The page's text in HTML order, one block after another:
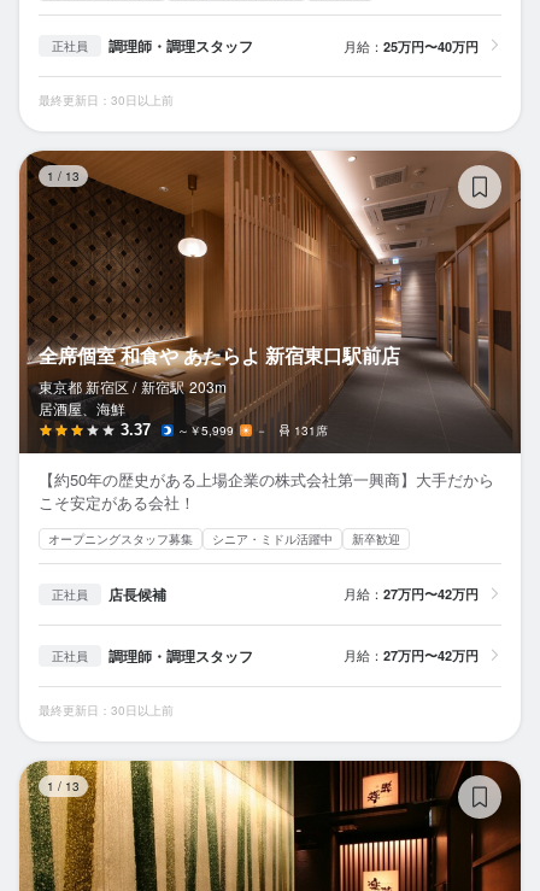
正社員 調理師・調理スタッフ 月給： 25万円〜40万円
最終更新日：30日以上前
1 / 13
全席個室 和食や あたらよ 新宿東口駅前店
東京都 新宿区 / 新宿駅 203m
居酒屋、海鮮
3.37 ～￥5,999 － 131席
【約50年の歴史がある上場企業の株式会社第一興商】大手だから
こそ安定がある会社！
オープニングスタッフ募集 シニア・ミドル活躍中 新卒歓迎
正社員 店長候補 月給： 27万円〜42万円
正社員 調理師・調理スタッフ 月給： 27万円〜42万円
最終更新日：30日以上前
1 / 13